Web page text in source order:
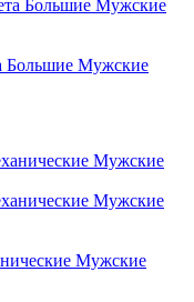
Большие Мужские
Мужские